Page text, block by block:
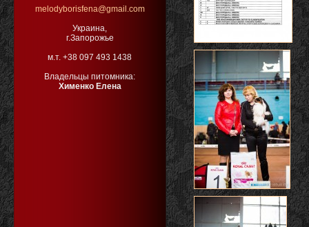
melodyborisfena@gmail.com
Украина,
г.Запорожье
м.т. +38 097 493 1438
Владельцы питомника:
Хименко Елена